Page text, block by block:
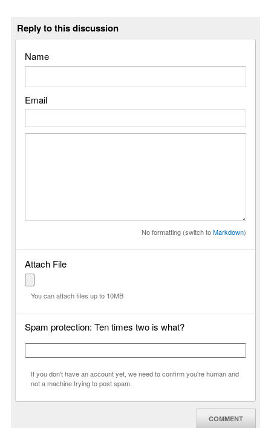
Reply to this discussion
Name
Email
No formatting (switch toMarkdown)
Attach File
You can attach files up to 10MB
Spam protection: Ten times two is what?
If you don't have an account yet, we need to confirm you're human and
not a machine trying to post spam.
COMMENT